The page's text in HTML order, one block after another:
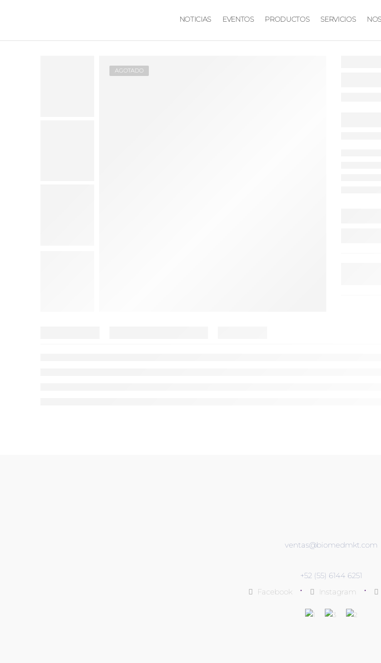
NOTICIAS
EVENTOS PRODUCTOS SERVICIOS
AGOTADO
ventas@biomedmkt.com
+52 (55) 6144 6251
Facebook
• Instagram •